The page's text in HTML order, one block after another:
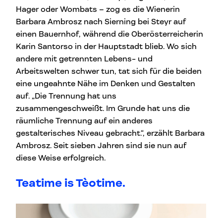
Hager oder Wombats – zog es die Wienerin
Barbara Ambrosz nach Sierning bei Steyr auf
einen Bauernhof, während die Oberösterreicherin
Karin Santorso in der Hauptstadt blieb. Wo sich
andere mit getrennten Lebens- und
Arbeitswelten schwer tun, tat sich für die beiden
eine ungeahnte Nähe im Denken und Gestalten
auf. „Die Trennung hat uns
zusammengeschweißt. Im Grunde hat uns die
räumliche Trennung auf ein anderes
gestalterisches Niveau gebracht.“, erzählt Barbara
Ambrosz. Seit sieben Jahren sind sie nun auf
diese Weise erfolgreich.
Teatime is Tèotime.